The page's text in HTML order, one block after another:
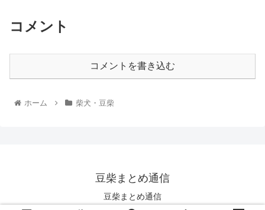
コメント
コメントを書き込む
ホーム 柴犬・豆柴
豆柴まとめ通信
豆柴まとめ通信